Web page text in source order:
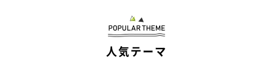
グ…とずっとついてくるたむたむくんの姿をペットカメラ越しに
「めちゃめちゃ可愛い」
人気テーマ